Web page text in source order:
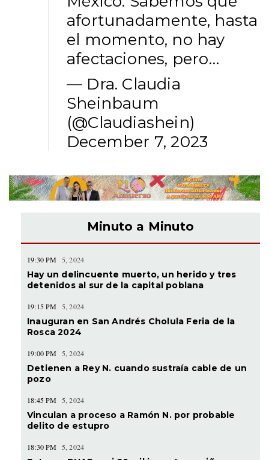
afortunadamente, hasta
el momento, no hay
afectaciones, pero…
— Dra. Claudia
Sheinbaum
(@Claudiashein)
December 7, 2023
Minuto a Minuto
19:30 PM 5, 2024
Hay un delincuente muerto, un herido y tres
detenidos al sur de la capital poblana
19:15 PM 5, 2024
Inauguran en San Andrés Cholula Feria de la
Rosca 2024
19:00 PM 5, 2024
Detienen a Rey N. cuando sustraía cable de un
pozo
18:45 PM 5, 2024
Vinculan a proceso a Ramón N. por probable
delito de estupro
18:30 PM 5, 2024